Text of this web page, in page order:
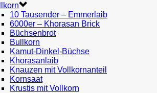
10 Tausender – Emmerlaib
6000er – Khorasan Brick
Büchsenbrot
Bullkorn
Kamut-Dinkel-Büchse
Khorasanlaib
Knauzen mit Vollkornanteil
Kornsaat
Krustis mit Vollkorn